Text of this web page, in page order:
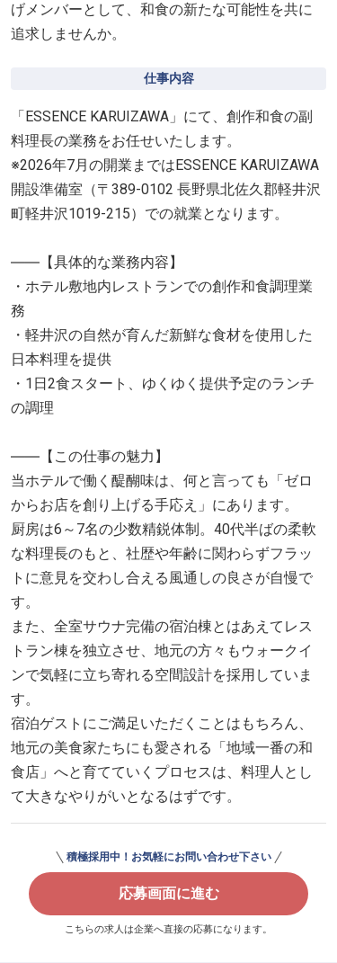
げメンバーとして、和食の新たな可能性を共に
追求しませんか。
仕事内容
「ESSENCE KARUIZAWA」にて、創作和食の副
料理長の業務をお任せいたします。
※2026年7月の開業まではESSENCE KARUIZAWA
開設準備室（〒389-0102 長野県北佐久郡軽井沢
町軽井沢1019-215）での就業となります。
――【具体的な業務内容】
・ホテル敷地内レストランでの創作和食調理業
務
・軽井沢の自然が育んだ新鮮な食材を使用した
日本料理を提供
・1日2食スタート、ゆくゆく提供予定のランチ
の調理
――【この仕事の魅力】
当ホテルで働く醍醐味は、何と言っても「ゼロ
からお店を創り上げる手応え」にあります。
厨房は6～7名の少数精鋭体制。40代半ばの柔軟
な料理長のもと、社歴や年齢に関わらずフラッ
トに意見を交わし合える風通しの良さが自慢で
す。
また、全室サウナ完備の宿泊棟とはあえてレス
トラン棟を独立させ、地元の方々もウォークイ
ンで気軽に立ち寄れる空間設計を採用していま
す。
宿泊ゲストにご満足いただくことはもちろん、
地元の美食家たちにも愛される「地域一番の和
食店」へと育てていくプロセスは、料理人とし
て大きなやりがいとなるはずです。
積極採用中！お気軽にお問い合わせ下さい
応募画面に進む
こちらの求人は企業へ直接の応募になります。